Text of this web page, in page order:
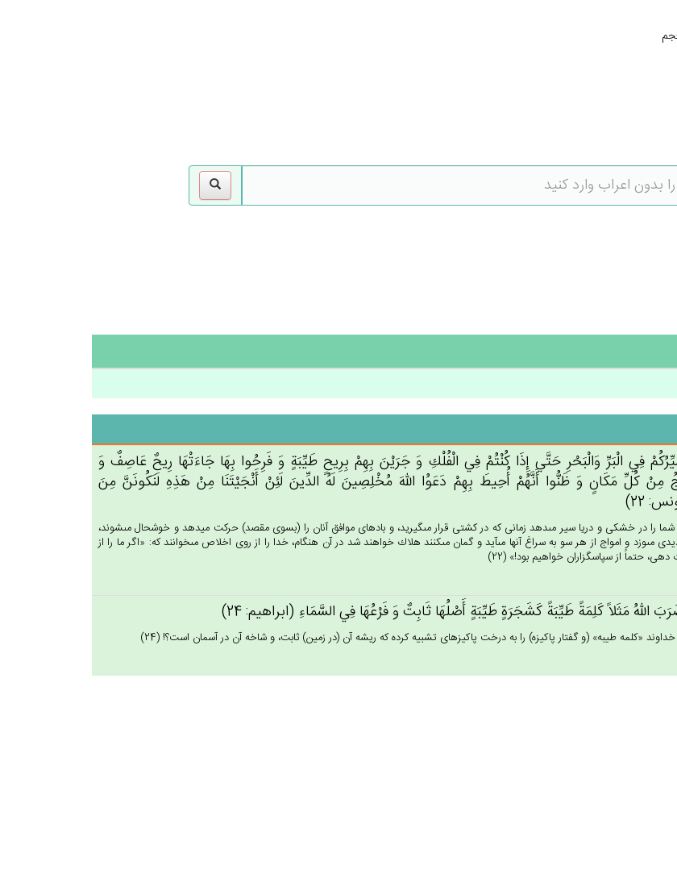
فِي‌ الْبَرِّ وَالْبَحْرِ حَتَّي‌ إِذَا كُنْتُم‌ْ فِي‌ الْفُلْك‌ِ وَ جَرَيْن‌َ بِهِمْ‌ بِرِيح‌ٍ طَيِّبَة‌ٍ وَ فَرِحُوا بِهَا جَاءَتْهَا رِيح‌ٌ عَاصِف‌ٌ وَ
مِنْ‌ كُل‌ِّ مَكَان‌ٍ وَ ظَنُّوا أَنَّهُم‌ْ أُحِيط‌َ بِهِم‌ْ دَعَوُا الله‌َ مُخْلِصِين‌َ لَه‌ُ الدِّين‌َ لَئِن‌ْ أَنْجَيْتَنَا مِن‌ْ هَذِه‌ِ لَنَكُونَن‌َّ مِن‌َ
22)
را در خشكى و دريا سير مى‏دهد زمانى كه در كشتى قرار مى‏گيريد، و بادهاى موافق آنان را (بسوى مقصد) حركت ميدهد و خوشحال مى‏شوند،
مى‏وزد و امواج از هر سو به سراغ آنها مى‏آيد و گمان مى‏كنند هلاك خواهند شد در آن هنگام، خدا را از روى اخلاص مى‏خوانند كه: «اگر ما را از
حتماً از سپاسگزاران خواهيم بود!» (22)
الله‌ُ مَثَلاً كَلِمَة‌ً طَيِّبَة‌ً كَشَجَرَة‌ٍ طَيِّبَة‌ٍ أَصْلُهَا ثَابِت‌ٌ وَ فَرْعُهَا فِي‌ السَّمَاءِ (ابراهيم: 24)
«كلمه طيبه» (و گفتار پاكيزه) را به درخت پاكيزه‏اى تشبيه كرده كه ريشه آن (در زمين) ثابت، و شاخه آن در آسمان است؟! (24)